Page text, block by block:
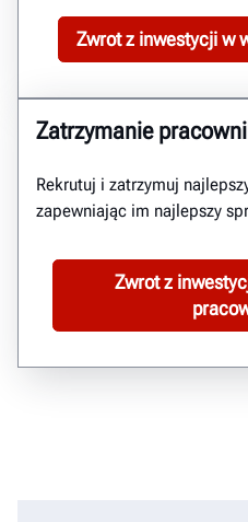
Zwrot z inwestycji w
Zatrzymanie
Rekrutuj i zatrzymuj
zapewniając im najlepszy
Zwrot z